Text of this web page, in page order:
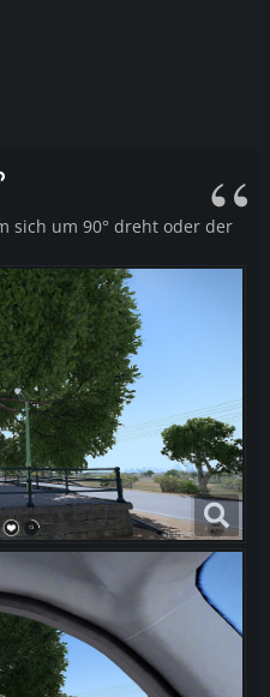
sich um 90° dreht oder der